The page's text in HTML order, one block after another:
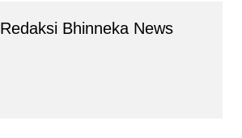
Redaksi Bhinneka News